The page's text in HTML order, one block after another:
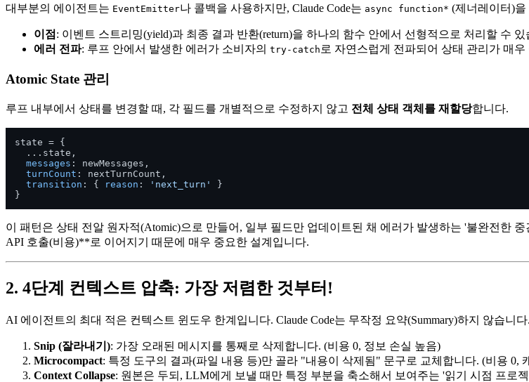
대부분의 에이전트는 EventEmitter나 콜백을 사용하지만, Claude Code는 async function* (제너레이터)
이점 : 이벤트 스트리밍(yield)과 최종 결과 반환(return)을 하나의 함수 안에서 선형적으로 처리할 수 있
에러 전파: 루프 안에서 발생한 에러가 소비자의 try-catch 로 자연스럽게 전파되어 상태 관리가 매우
Atomic State 관리
루프 내부에서 상태를 변경할 때, 각 필드를 개별적으로 수정하지 않고 전체 상태 객체를 재할당합니다.
state = {
  ...state,
messages : newMessages,
turnCount : nextTurnCount,
transition : { reason : 'next_turn'
}
이 패턴은 상태 전알 원자적(Atomic)으로 만들어, 일부 필드만 업데이트된 채 에러가 발생하는 '불완전한
API 호출(비용)**로 이어지기 때문에 매우 중요한 설계입니다.
2. 4단계 컨텍스트 압축: 가장 저렴한 것부터!
AI 에이전트의 최대 적은 컨텍스트 윈도우 한계입니다. Claude Code는 무작정 요약(Summary)하지 않습니다.
Snip (잘라내기): 가장 오래된 메시지를 통째로 삭제합니다. (비용 0, 정보 손실 높음)
Microcompact: 특정 도구의 결과(파일 내용 등)만 골라 "내용이 삭제됨" 문구로 교체합니다. (비용 0,
Context Collapse: 원본은 두되, LLM에게 보낼 때만 특정 부분을 축소해서 보여주는 '읽기 시점 프로